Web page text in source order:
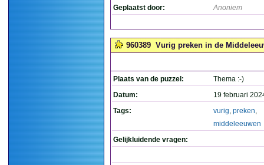
Geplaatst door: Anoniem
960389 Vurig preken in de
Plaats van de puzzel:
Thema :-)
Datum:
19 februari
Tags:
vurig, preken,
middeleeuwen
Gelijkluidende vragen: